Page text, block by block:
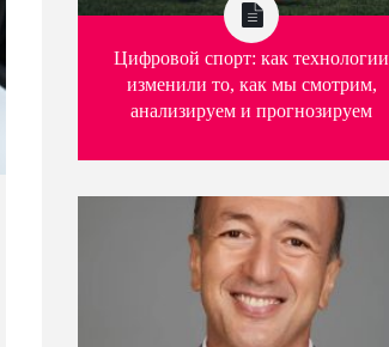
Цифровой спорт: как технологии
изменили то, как мы смотрим,
анализируем и прогнозируем